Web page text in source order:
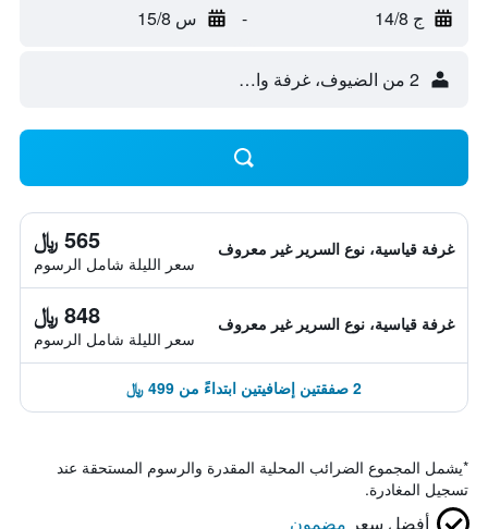
ج 14/8 - س 15/8
2 من الضيوف، غرفة واحدة
غرفة قياسية، نوع السرير غير معروف 565 ﷼
سعر الليلة شامل الرسوم
غرفة قياسية، نوع السرير غير معروف 848 ﷼
سعر الليلة شامل الرسوم
2 صفقتين إضافيتين ابتداءً من 499 ﷼
*يشمل المجموع الضرائب المحلية المقدرة والرسوم المستحقة عند
تسجيل المغادرة.
أفضل سعر مضمون